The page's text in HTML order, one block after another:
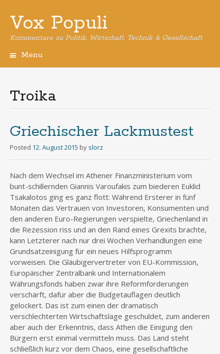
Vox Populi
Kommentare zu Politik, Wirtschaft, Technik & Gesellschaft
Menu
Troika
Griechischer Lackmustest
Posted 12. August 2015 by slorz
Nach dem Wechsel im Athener Finanzministerium vom
bunt-schillernden Giannis Varoufakis zum biederen Euklid
Tsakalotos ging es ganz flott: Während Ersterer in fünf
Monaten das Vertrauen von Investoren, Konsumenten und
den anderen Euro-Regierungen verspielte, Griechenland in
die Rezession riss und an den Rand eines Grexits brachte,
kann Letzterer nach nur drei Wochen Verhandlungen eine
Grundsatzeinigung für ein neues Hilfsprogramm
vorweisen. Die Gläubigervertreter von EU-Kommission,
Europäischer Zentralbank und Internationalem
Währungsfonds haben zwar ihre Reformforderungen
verschärft, dafür aber die Budgetauflagen deutlich
gelockert. Das ist zum einen der dramatisch
verschlechterten Wirtschaftslage geschuldet, zum anderen
aber auch der Erkenntnis, dass Athen die Einigung den
Bürgern erst einmal vermitteln muss. Das Land steht
schließlich kurz vor dem Chaos, eine gesellschaftliche